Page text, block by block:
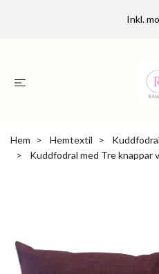
Inkl.
Hem Hemtextil
Kuddfodral
Kuddfodral med Tre knappar